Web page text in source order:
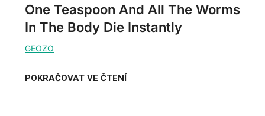
One Teaspoon And All The Worms
In The Body Die Instantly